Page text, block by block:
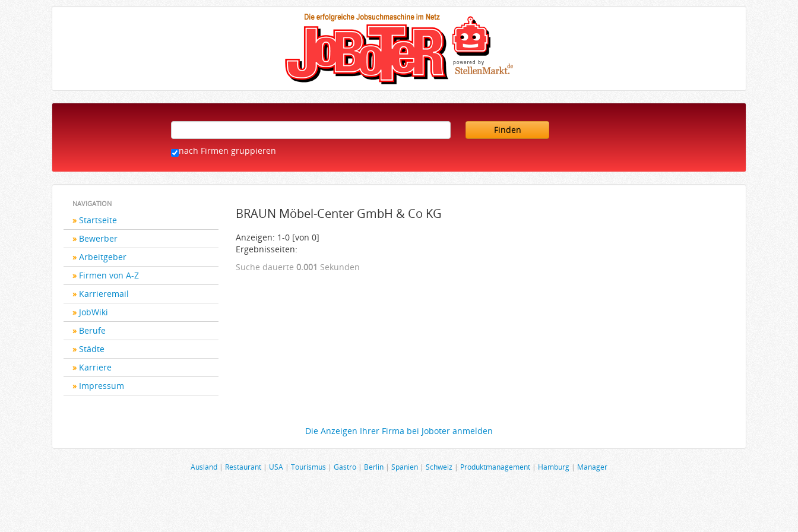
Finden
nach Firmen gruppieren
NAVIGATION
Startseite
Bewerber
Arbeitgeber
Firmen von A-Z
Karrieremail
JobWiki
Berufe
Städte
Karriere
Impressum
BRAUN Möbel-Center GmbH & Co KG
Anzeigen: 1-0 [von 0]
Ergebnisseiten:
Suche dauerte 0.001 Sekunden
Die Anzeigen Ihrer Firma bei Joboter anmelden
Ausland | Restaurant | USA | Tourismus | Gastro | Berlin | Spanien | Schweiz | Produktmanagement | Hamburg | Manager